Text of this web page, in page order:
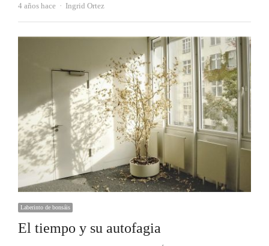
4 años hace Autor
Ingrid Ortez
Laberinto de bonsáis
El tiempo y su autofagia